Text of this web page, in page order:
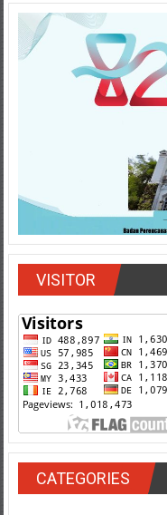
VISITOR
CATEGORIES